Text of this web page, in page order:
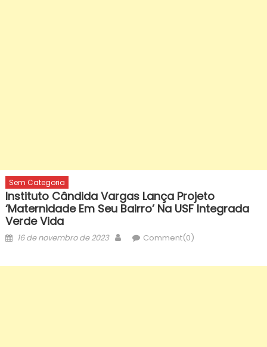
Sem Categoria
Instituto Cândida Vargas Lança Projeto
‘Maternidade Em Seu Bairro’ Na USF Integrada
Verde Vida
Posted
16 de novembro de 2023 AuthorComment(0)